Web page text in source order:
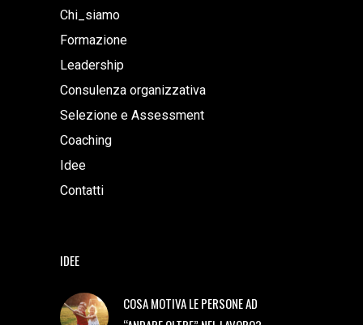
Chi_siamo
Formazione
Leadership
Consulenza organizzativa
Selezione e Assessment
Coaching
Idee
Contatti
IDEE
COSA MOTIVA LE PERSONE AD